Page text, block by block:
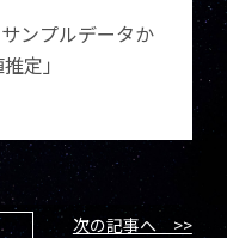
ンプルデータか
定」
次の記事へ >>